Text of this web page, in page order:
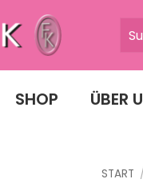
SHOP ÜBER
START /